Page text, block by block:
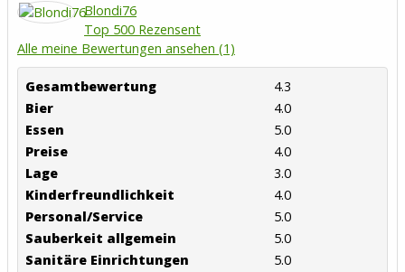
Blondi76
Top 500 Rezensent
Alle meine Bewertungen ansehen (1)
Gesamtbewertung
4.3
Bier
4.0
Essen
5.0
Preise
4.0
Lage
3.0
Kinderfreundlichkeit
4.0
Personal/Service
5.0
Sauberkeit allgemein
5.0
Sanitäre Einrichtungen
5.0